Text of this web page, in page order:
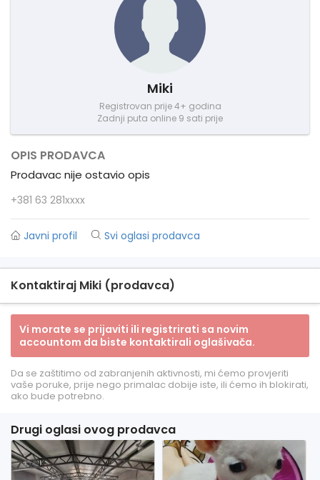
Miki
Registrovan prije 4+ godina
Zadnji puta online 9 sati prije
OPIS PRODAVCA
Prodavac nije ostavio opis
+381 63 281xxxx
Javni profil Svi oglasi prodavca
Kontaktiraj Miki (prodavca)
Vi morate se prijaviti ili registrirati sa novim
accountom da biste kontaktirali oglašivača.
Da se zaštitimo od zabranjenih aktivnosti, mi ćemo provjeriti
vaše poruke, prije nego primalac dobije iste, ili ćemo ih blokirati,
ako bude potrebno.
Drugi oglasi ovog prodavca